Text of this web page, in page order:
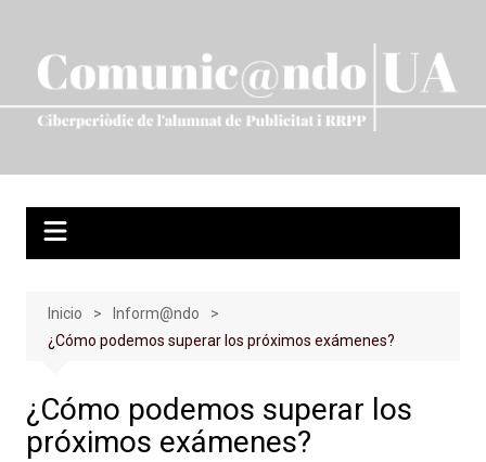
contenido
Inicio
Inform@ndo
¿Cómo podemos superar los próximos exámenes?
¿Cómo podemos superar los
próximos exámenes?